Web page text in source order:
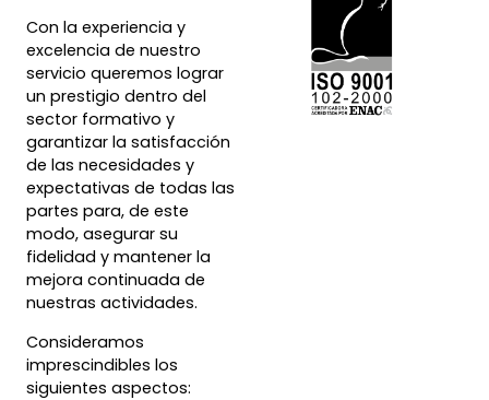
Con la experiencia y
excelencia de nuestro
servicio queremos lograr
un prestigio dentro del
sector formativo y
garantizar la satisfacción
de las necesidades y
expectativas de todas las
partes para, de este
modo, asegurar su
fidelidad y mantener la
mejora continuada de
nuestras actividades.
Consideramos
imprescindibles los
siguientes aspectos: